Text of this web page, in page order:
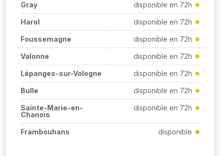
Gray disponible en 72h
Harol disponible en 72h
Foussemagne disponible en 72h
Valonne disponible en 72h
Lépanges-sur-Vologne disponible en 72h
Bulle disponible en 72h
Sainte-Marie-en-
Chanois
disponible en 72h
Frambouhans disponible